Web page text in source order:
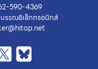
590-4369
บรรณอิเล็กทรอนิกส์